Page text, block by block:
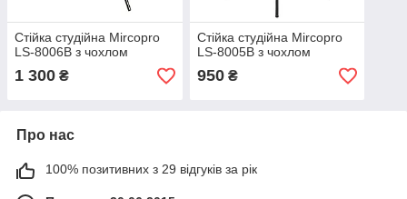
Стійка студійна Mircopro
LS-8006B з чохлом
1 300 ₴
Стійка студійна Mircopro
LS-8005B з чохлом
950₴
Про нас
100% позитивних з 29 відгуків за рік